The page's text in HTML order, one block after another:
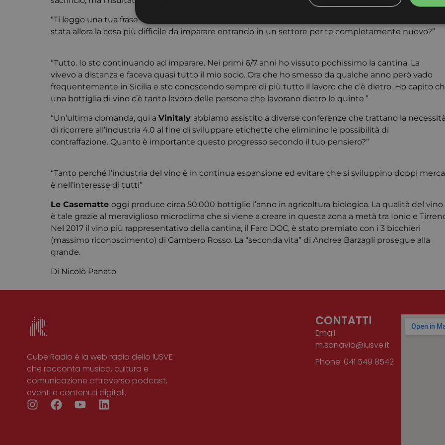
“Ti leggo una tua frase “
stata allora la cosa più difficile da imparare entrando in un settore per te completamente nuovo?”
“Tutto. Io sto continuando ad imparare. Nei primi 6/7 anni ho vissuto pochissimo la cantina. La
vivevo a distanza e faceva quasi tutto il mio socio. Ora che ho smesso da qualche anno però vado
frequentemente in Sicilia e sto conoscendo sempre di più tutto il lavoro che c’è dietro. Ho capito
una bottiglia di vino c’è tanto lavoro delle persone che lavorano dietro le quinte.”
“Un’ultima domanda, qui a Vinitaly abbiamo assistito a diverse conferenze che trattano la necessità
di ricorrere all’industria 4.0 al fine di sviluppare etichette che eliminino le possibilità di
contraffazione. Quanto è importante questo progresso secondo il tuo pensiero?”
“Tanto perché l’industria del vino è in continua espansione ed evitare che si sviluppino doppi
è nell’interesse di tutti”
Le Casematte oggi produce circa 50.000 bottiglie l’anno in agricoltura biologica. La qualità del vino
è tale grazie al meraviglioso microclima che si viene a creare in questa zona a metà tra Ionio e
Nel 2017 il vino più rappresentativo della cantina, il Faro DOC, è stato premiato con i 3 bicchieri
(massimo riconoscimento) di Gambero Rosso. La “seconda vita” di Andrea Barzagli prosegue alla
grande.
Di Nicolò Panato
Cube Radio è la web radio dello IUSVE
che racconta musica, cultura e
comunicazione attraverso podcast,
eventi e contenuti digitali.
CONTATTI
Email:
m.sanavio@iusve.it
Phone: 041 549 8542
I cookie strettamente necessari consentono le funzionalità principali del sito web come l'accesso dell'utente
dell'account. Il sito web non può essere utilizzato correttamente senza i cookie strettamente necessari.
Nome
Provider /
Dominio
Scadenza Descrizione
www.cuberadio.it
settimane
2 giorni
ricordare le preferenze di consenso sui cookie
necessario che il banner dei cookie di Cookie-
correttamente.